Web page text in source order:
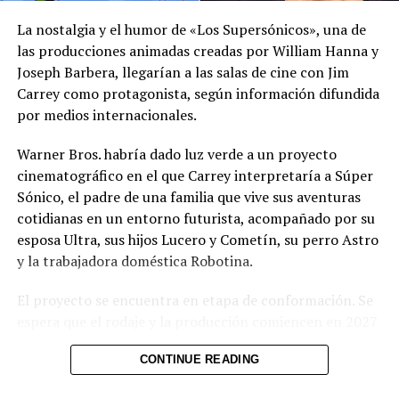
Gobierno de Sánchez Cerén
responde al presidente
Donald Trump en el tema de
controlar la migración hacia
su país
En «Política»
RELATED TOPICS:
UP NEXT
Tratamientos avanzados para contrarrestar el párkinson
Dos estudiantes de octavo grado del Liceo Castilla
canales oficiales del MARN y adoptar las medidas de
prevención necesarias para reducir los efectos de este
fenómeno atmosférico, especialmente entre las
personas con mayor riesgo de complicaciones de salud.
Facebook
Me gusta esto:
La nostalgia y el humor de «Los Supersónicos», una de
las producciones animadas creadas por William Hanna y
Joseph Barbera, llegarían a las salas de cine con Jim
Carrey como protagonista, según información difundida
por medios internacionales.
Warner Bros. habría dado luz verde a un proyecto
cinematográfico en el que Carrey interpretaría a Súper
Sónico, el padre de una familia que vive sus aventuras
cotidianas en un entorno futurista, acompañado por su
esposa Ultra, sus hijos Lucero y Cometín, su perro Astro
y la trabajadora doméstica Robotina.
El proyecto se encuentra en etapa de conformación. Se
y que la película llegue a los cines en 2028, aunque
todavía no existe un calendario oficial. El resto del
CONTINUE READING